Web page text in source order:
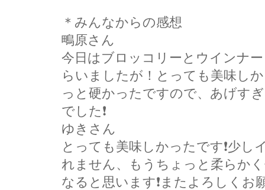
＊みんなからの感想
鴫原さん
今日はブロッコリーとウインナ
らいましたが！とっても美味し
っと硬かったですので、あげす
でした❗
ゆきさん
とっても美味しかったです❗少
れません、もうちょっと柔らか
なると思います❗またよろしく